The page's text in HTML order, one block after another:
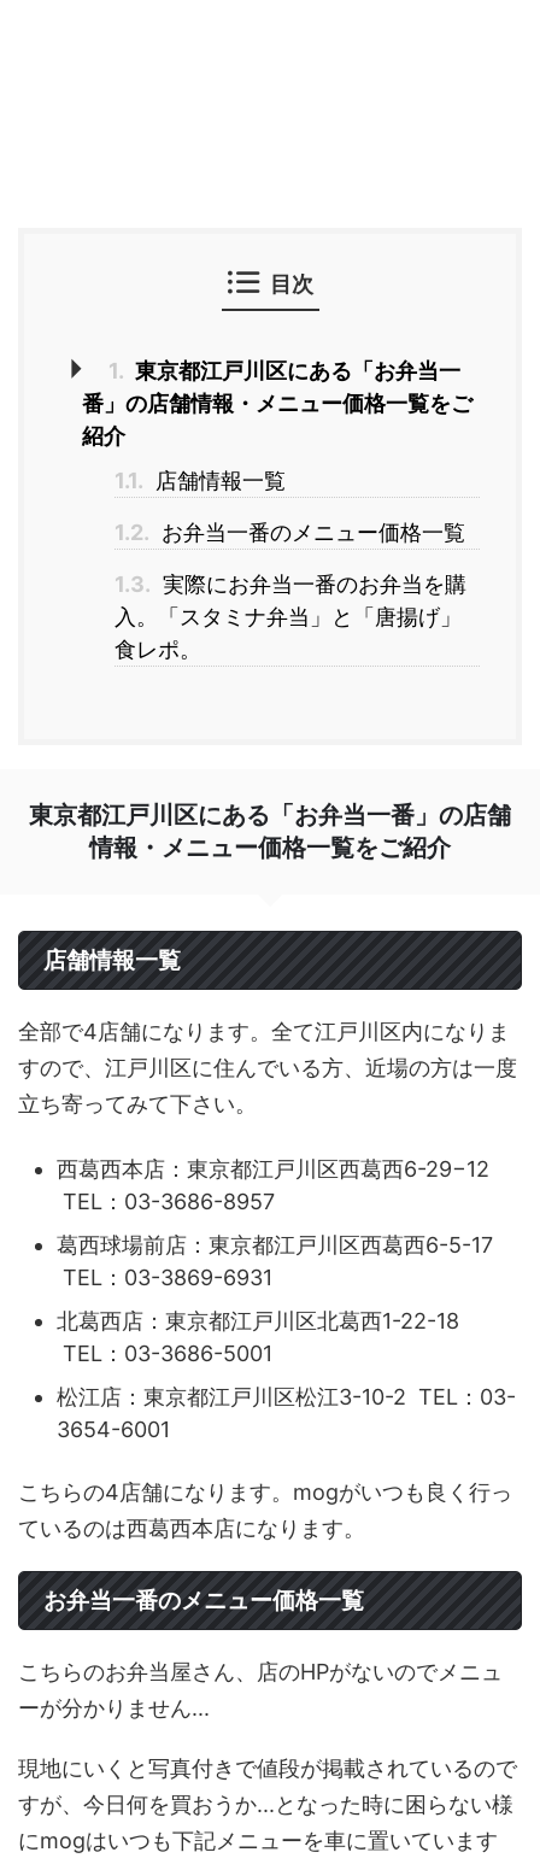
目次
1. 東京都江戸川区にある「お弁当一
番」の店舗情報・メニュー価格一覧をご
紹介
1.1.
店舗情報一覧
1.2. お弁当一番のメニュー価格一覧
1.3. 実際にお弁当一番のお弁当を購
入。「スタミナ弁当」と「唐揚げ」
食レポ。
東京都江戸川区にある「お弁当一番」の店舗
情報・メニュー価格一覧をご紹介
店舗情報一覧
全部で4店舗になります。全て江戸川区内になりま
すので、江戸川区に住んでいる方、近場の方は一度
立ち寄ってみて下さい。
西葛西本店：東京都江戸川区西葛西6-29−12
TEL：03-3686-8957
葛西球場前店：東京都江戸川区西葛西6-5-17
TEL：03-3869-6931
北葛西店：東京都江戸川区北葛西1-22-18
TEL：03-3686-5001
松江店：東京都江戸川区松江3-10-2 TEL：03-
3654-6001
こちらの4店舗になります。mogがいつも良く行っ
ているのは西葛西本店になります。
お弁当一番のメニュー価格一覧
こちらのお弁当屋さん、店のHPがないのでメニュ
ーが分かりません...
現地にいくと写真付きで値段が掲載されているので
すが、今日何を買おうか...となった時に困らない様
にmogはいつも下記メニューを車に置いています